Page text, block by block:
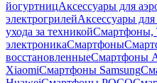
йогуртницАксессуары для
электрогрилейАксессуары
ухода за техникойСмартфоны,
электроникаСмартфоны
восстановленныеСмартфоны
XiaomiСмартфоны Samsung